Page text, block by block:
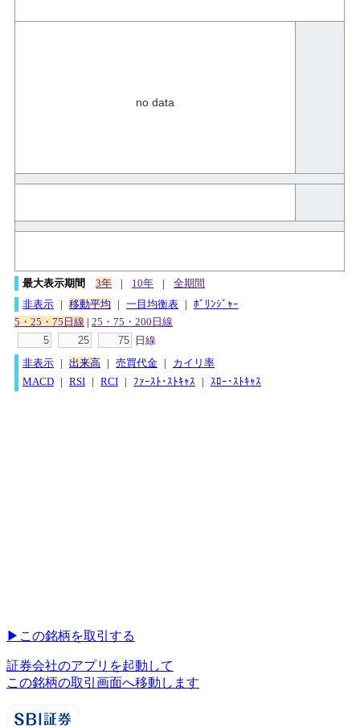
no data
最大表示期間 3年 | 10年 |
全期間
非表示 | 移動平均 | 一目均衡表 | ﾎﾞﾘﾝｼﾞｬｰ
5・25・75日線 | 25・75・200日線
日線
非表示 | 出来高 | 売買代金 |
カイリ率
MACD | RSI | RCI | ﾌｧｰｽﾄ･ｽﾄｷｬｽ | ｽﾛｰ･ｽﾄｷｬｽ
▶︎ この銘柄を取引する
証券会社のアプリを起動して
この銘柄の取引画面へ移動します